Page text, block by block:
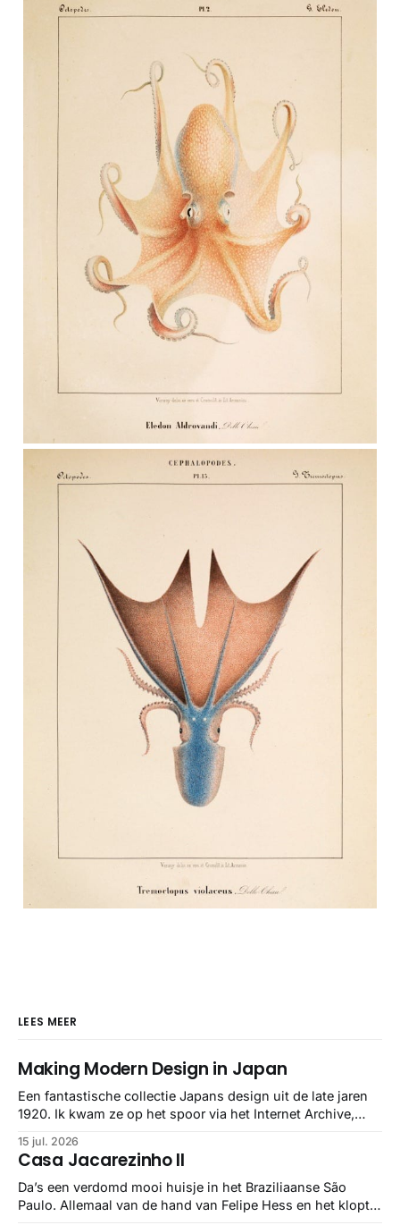
LEES MEER
Making Modern Design in Japan
Een fantastische collectie Japans design uit de late jaren
1920. Ik kwam ze op het spoor via het Internet Archive,
gebundeld in een: boek ✨ Daarin hebben ze alle scans een
stuk netter getrokken, maar op deze manier vind ik ze er
minstens
15 jul. 2026
Casa Jacarezinho II
Da’s een verdomd mooi huisje in het Braziliaanse São
Paulo. Allemaal van de hand van Felipe Hess en het klopt